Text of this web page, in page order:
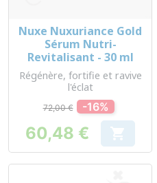
Nuxe Nuxuriance Gold
Sérum Nutri-
Revitalisant - 30 ml
Régénère, fortifie et ravive
l'éclat
72,00 € -16%
Prix
60,48 € 